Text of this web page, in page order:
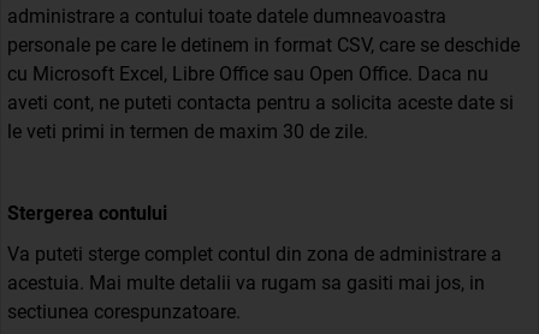
administrare a contului toate datele dumneavoastra
personale pe care le detinem in format CSV, care se deschide
cu Microsoft Excel, Libre Office sau Open Office. Daca nu
aveti cont, ne puteti contacta pentru a solicita aceste date si
le veti primi in termen de maxim 30 de zile.
Stergerea contului
Va puteti sterge complet contul din zona de administrare a
acestuia. Mai multe detalii va rugam sa gasiti mai jos, in
sectiunea corespunzatoare.